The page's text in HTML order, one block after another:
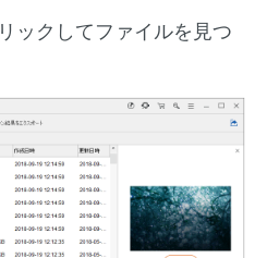
ックしてファイルを見つ